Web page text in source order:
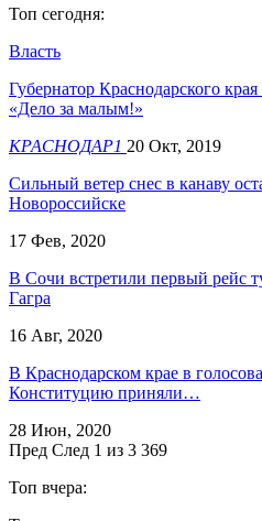
Топ сегодня:
Власть
Губернатор Краснодарского
«Дело за малым!»
КРАСНОДАР1 20 Окт, 2019
Сильный ветер снес в канаву
Новороссийске
17 Фев, 2020
В Сочи встретили первый рейс
Гагра
16 Авг, 2020
В Краснодарском крае в
Конституцию приняли…
28 Июн, 2020
Пред След 1 из 3 369
Топ вчера: